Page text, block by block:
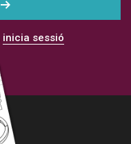
inicia sessió